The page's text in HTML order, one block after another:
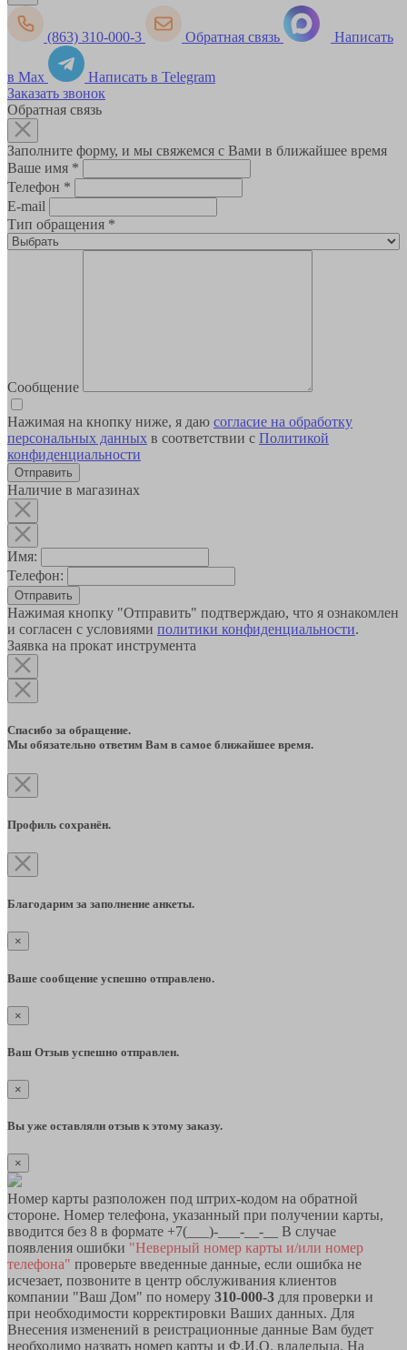
(863) 310-000-3 Обратная связь Написать
в Max
Написать в Telegram
Заказать звонок
Обратная связь
Заполните форму, и мы свяжемся с Вами в ближайшее время
Ваше имя *
Телефон *
E-mail
Тип обращения *
Сообщение
Нажимая на кнопку ниже, я даю согласие на обработку
персональных данных в соответствии с Политикой
конфиденциальности
Наличие в магазинах
Имя:
Телефон:
Отправить
Нажимая кнопку "Отправить" подтверждаю, что я ознакомлен
и согласен с условиями политики конфиденциальности.
Заявка на прокат инструмента
Спасибо за обращение.
Мы обязательно ответим Вам в самое ближайшее время.
Профиль сохранён.
Благодарим за заполнение анкеты.
×
Ваше сообщение успешно отправлено.
×
Ваш Отзыв успешно отправлен.
×
Вы уже оставляли отзыв к этому заказу.
×
Номер карты разположен под штрих-кодом на обратной
стороне. Номер телефона, указанный при получении карты,
вводится без 8 в формате +7(___)-___-__-__ В случае
появления ошибки "Неверный номер карты и/или номер
телефона" проверьте введенные данные, если ошибка не
исчезает, позвоните в центр обслуживания клиентов
компании "Ваш Дом" по номеру 310-000-3 для проверки и
при необходимости корректировки Ваших данных. Для
Внесения изменений в реистрационные данные Вам будет
необходимо назвать номер карты и Ф.И.О. владельца. На